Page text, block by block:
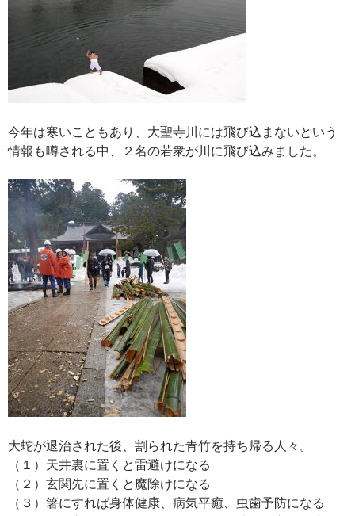
今年は寒いこともあり、大聖寺川には飛び込まないという
情報も噂される中、２名の若衆が川に飛び込みました。
大蛇が退治された後、割られた青竹を持ち帰る人々。
（１）天井裏に置くと雷避けになる
（２）玄関先に置くと魔除けになる
（３）箸にすれば身体健康、病気平癒、虫歯予防になる